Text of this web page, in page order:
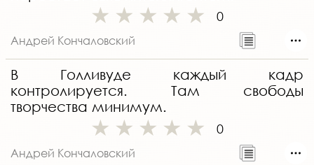
0
Андрей Кончаловский
В Голливуде каждый кадр
контролируется. Там свободы
творчества минимум.
0
Андрей Кончаловский